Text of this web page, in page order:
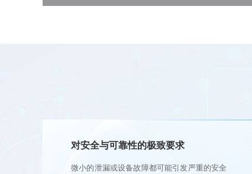
对安全与可靠性的极致要求
微小的泄漏或设备故障都可能引发严重的安全